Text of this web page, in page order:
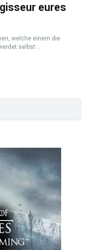
eures
welche einem die
selbst ...